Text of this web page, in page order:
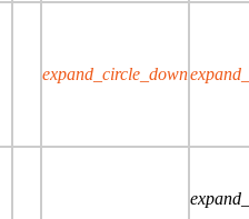
expand_circle_down